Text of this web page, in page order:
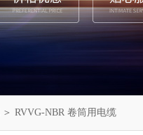
＞ RVVG-NBR 卷筒用电缆